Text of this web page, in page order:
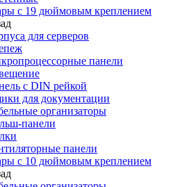
с 19 дюймовым креплением
для серверов
панели
с DIN рейкой
для документации
организаторы
панели
панели
с 10 дюймовым креплением